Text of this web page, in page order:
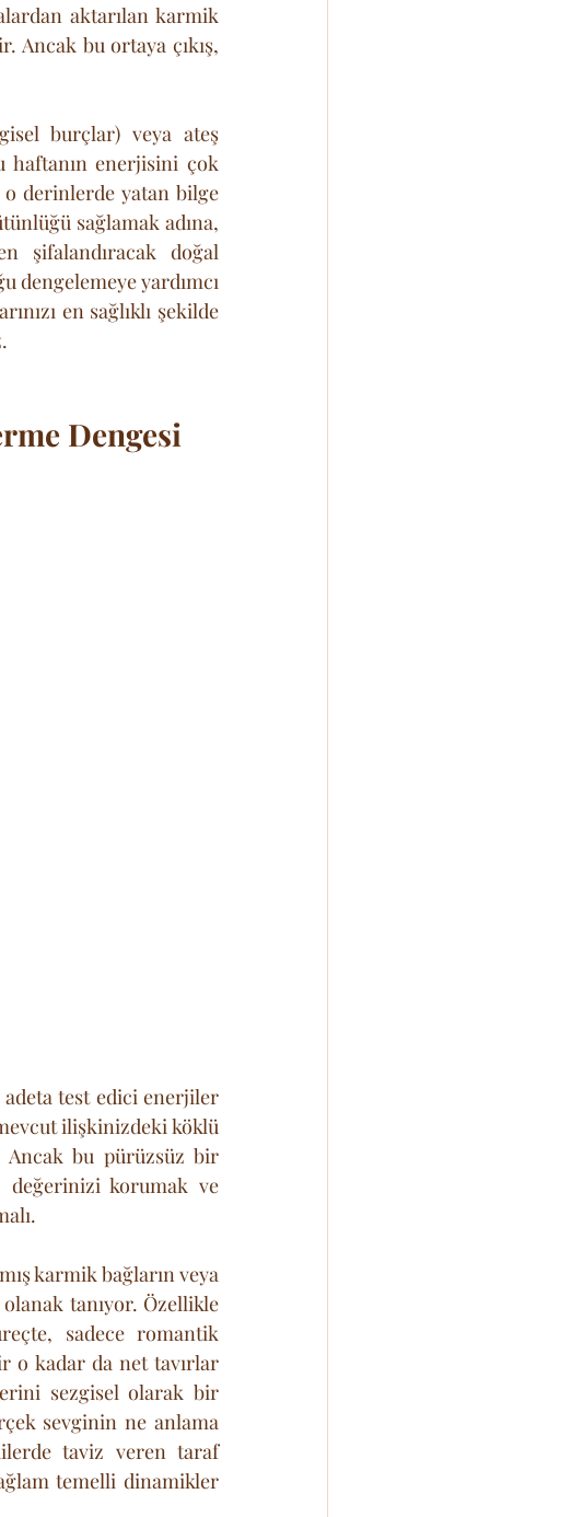
aktarılan karmik
Ancak bu ortaya çıkış,
burçlar) veya ateş
haftanın enerjisini çok
derinlerde yatan bilge
sağlamak adına,
şifalandıracak doğal
dengelemeye yardımcı
en sağlıklı şekilde
Dengesi
test edici enerjiler
ilişkinizdeki köklü
Ancak bu pürüzsüz bir
değerinizi korumak ve
karmik bağların veya
tanıyor. Özellikle
sadece romantik
o kadar da net tavırlar
sezgisel olarak bir
sevginin ne anlama
taviz veren taraf
temelli dinamikler